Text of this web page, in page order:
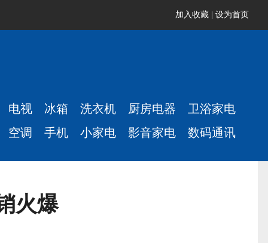
加入收藏 设为首页
电视 冰箱 洗衣机 厨房电器
卫浴家电
空调
手机 小家电 影音家电 数码通讯
火爆